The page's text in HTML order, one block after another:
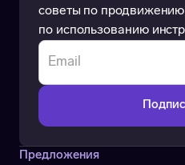
советы по
по использованию
Предложения